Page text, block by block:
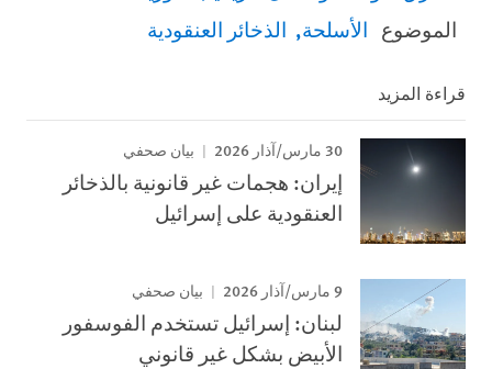
الموضوع الأسلحة الذخائر العنقودية
قراءة المزيد
30 مارس/آذار 2026 بيان صحفي
إيران: هجمات غير قانونية بالذخائر
العنقودية على إسرائيل
9 مارس/آذار 2026 بيان صحفي
لبنان: إسرائيل تستخدم الفوسفور
الأبيض بشكل غير قانوني